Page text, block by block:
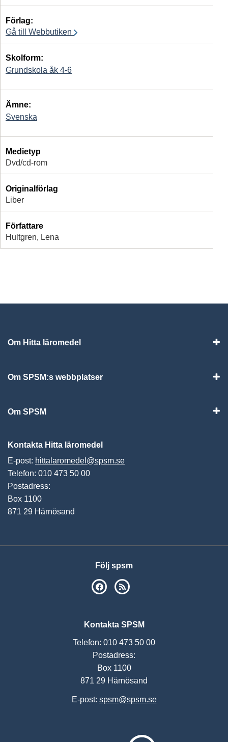
Förlag:
Gå till Webbutiken
Skolform:
Grundskola åk 4-6
Ämne:
Svenska
Medietyp
Dvd/cd-rom
Originalförlag
Liber
Författare
Hultgren, Lena
Om Hitta läromedel
Om SPSM:s webbplatser
Om SPSM
Kontakta Hitta läromedel
E-post: hittalaromedel@spsm.se
Telefon: 010 473 50 00
Postadress:
Box 1100
871 29 Härnösand
Följ spsm
SPSM på Facebook
Kontakta SPSM
Telefon: 010 473 50 00
Postadress:
Box 1100
871 29 Härnösand
E-post: spsm@spsm.se